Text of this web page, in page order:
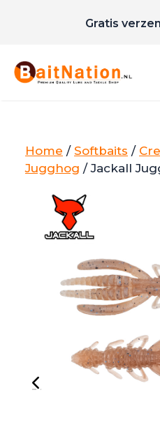
inhoud
Gratis
Home / Softbaits /
Jugghog / Jackall